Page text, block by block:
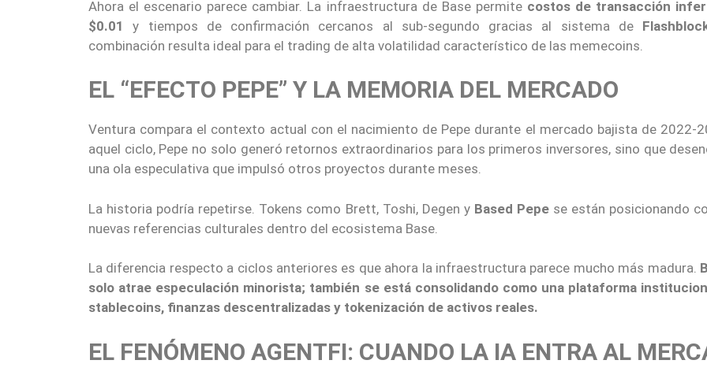
Ahora el escenario parece cambiar. La infraestructura de Base permite costos de transacción
$0.01
y tiempos de confirmación cercanos al sub-segundo gracias al sistema de
combinación resulta ideal para el trading de alta volatilidad característico de las memecoins.
EL “EFECTO PEPE” Y LA MEMORIA DEL MERCADO
Ventura compara el contexto actual con el nacimiento de Pepe durante el mercado bajista de 2022-
aquel ciclo, Pepe no solo generó retornos extraordinarios para los primeros inversores, sino que
una ola especulativa que impulsó otros proyectos durante meses.
La historia podría repetirse. Tokens como Brett, Toshi, Degen y Based Pepese están posicionando
nuevas referencias culturales dentro del ecosistema Base.
La diferencia respecto a ciclos anteriores es que ahora la infraestructura parece mucho más madura.
solo atrae especulación minorista; también se está consolidando como una plataforma
stablecoins, finanzas descentralizadas y tokenización de activos reales.
EL FENÓMENO AGENTFI: CUANDO LA IA ENTRA AL